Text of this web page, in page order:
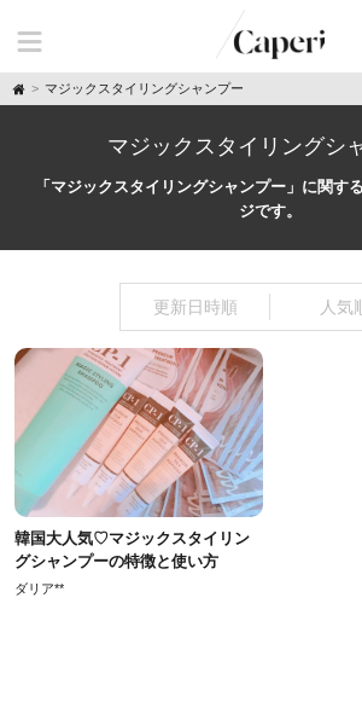
H
o
マジックスタイリングシャンプー
マジックスタイリングシ
「マジックスタイリングシャンプー」に関す
ジです。
更新日時順 人気
韓国大人気♡マジックスタイリン
グシャンプーの特徴と使い方
ダリア**